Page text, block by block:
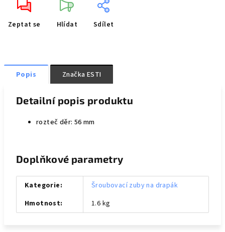
Zeptat se Hlídat Sdílet
Popis Značka ESTI
Detailní popis produktu
rozteč děr: 56 mm
Doplňkové parametry
Kategorie:
Šroubovací zuby na drapák
Hmotnost: 1.6 kg